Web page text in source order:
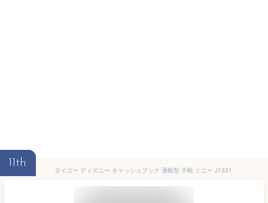
11th
ダイゴー ディズニー キャッシュブック 通帳型 手帳 ミニー J1331